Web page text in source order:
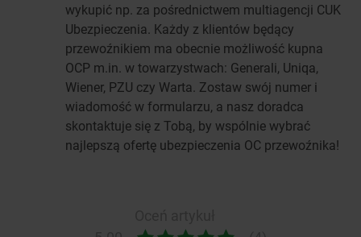
wykupić np. za pośrednictwem multiagencji CUK
Ubezpieczenia. Każdy z klientów będący
przewoźnikiem ma obecnie możliwość kupna
OCP m.in. w towarzystwach: Generali, Uniqa,
Wiener, PZU czy Warta. Zostaw swój numer i
wiadomość w formularzu, a nasz doradca
skontaktuje się z Tobą, by wspólnie wybrać
najlepszą ofertę ubezpieczenia OC przewoźnika!